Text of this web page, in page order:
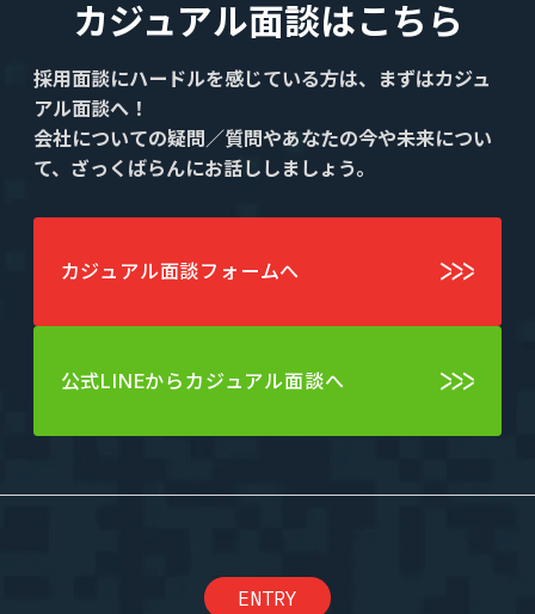
カジュアル面談はこちら
採用面談にハードルを感じている方は、まずはカジュ
アル面談へ！
会社についての疑問／質問やあなたの今や未来につい
て、ざっくばらんにお話ししましょう。
カジュアル面談フォームへ
公式LINEからカジュアル面談へ
ENTRY